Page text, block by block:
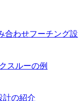
合わせフーチング設
スルーの例
計の紹介